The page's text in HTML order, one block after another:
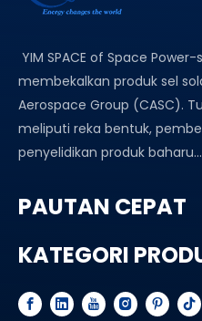
YIM SPACE of Space
membekalkan produk sel
Aerospace Group (CASC).
meliputi reka bentuk,
penyelidikan produk baharu...
PAUTAN CEPAT
KATEGORI